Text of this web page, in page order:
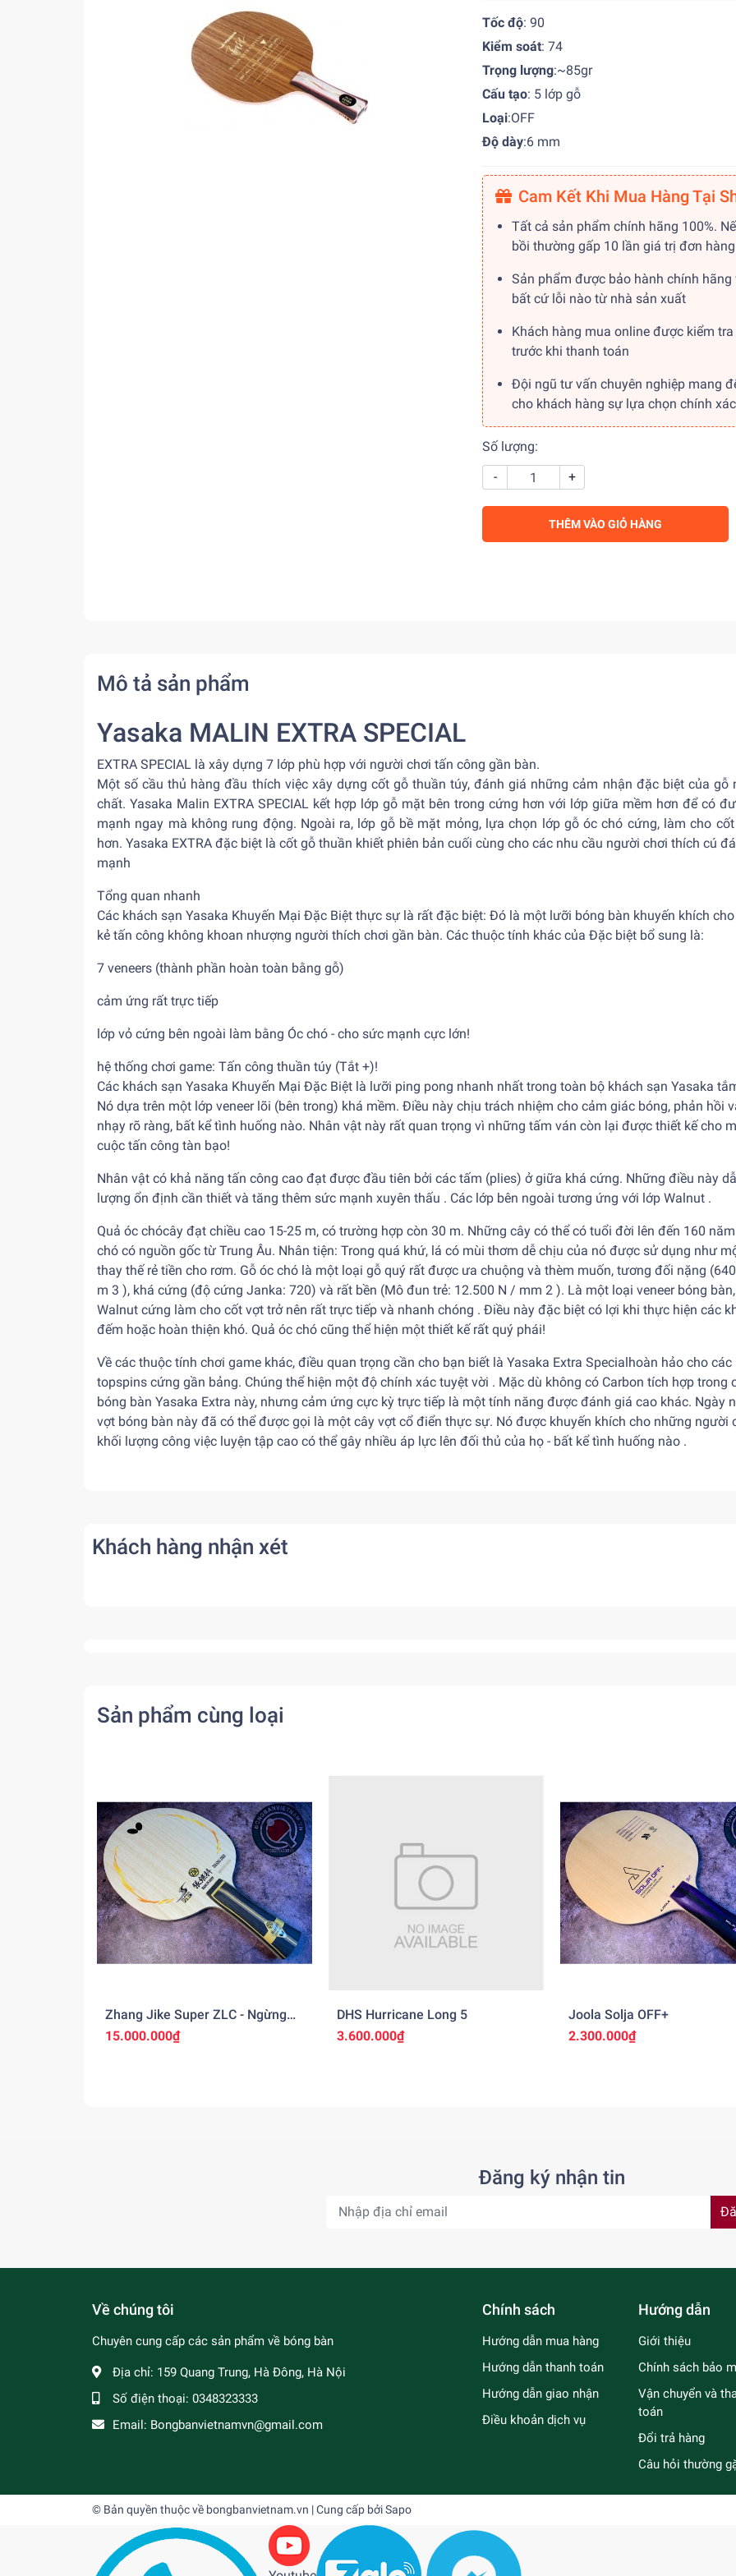
Tốc độ: 90
Kiểm soát: 74
Trọng lượng:~85gr
Cấu tạo: 5 lớp gỗ
Loại:OFF
Độ dày:6 mm
Cam Kết Khi Mua Hàng Tại
Tất cả sản phẩm chính hãng 100%.
bồi thường gấp 10 lần giá trị đơn hàng
Sản phẩm được bảo hành chính hãng
bất cứ lỗi nào từ nhà sản xuất
Khách hàng mua online được kiểm
trước khi thanh toán
Đội ngũ tư vấn chuyên nghiệp mang
cho khách hàng sự lựa chọn chính
Số lượng:
-
+
THÊM VÀO GIỎ HÀNG
Mô tả sản phẩm
Yasaka MALIN EXTRA SPECIAL
EXTRA SPECIAL là xây dựng 7 lớp phù hợp với người chơi tấn công gần bàn.
Một số cầu thủ hàng đầu thích việc xây dựng cốt gỗ thuần túy, đánh giá những cảm nhận đặc biệt của gỗ
chất. Yasaka Malin EXTRA SPECIAL kết hợp lớp gỗ mặt bên trong cứng hơn với lớp giữa mềm hơn để có
mạnh ngay mà không rung động. Ngoài ra, lớp gỗ bề mặt mỏng, lựa chọn lớp gỗ óc chó cứng, làm cho
hơn. Yasaka EXTRA đặc biệt là cốt gỗ thuần khiết phiên bản cuối cùng cho các nhu cầu người chơi thích cú
mạnh
Tổng quan nhanh
Các khách sạn Yasaka Khuyến Mại Đặc Biệt thực sự là rất đặc biệt: Đó là một lưỡi bóng bàn khuyến khích
kẻ tấn công không khoan nhượng người thích chơi gần bàn. Các thuộc tính khác của Đặc biệt bổ sung là:
7 veneers (thành phần hoàn toàn bằng gỗ)
cảm ứng rất trực tiếp
lớp vỏ cứng bên ngoài làm bằng Óc chó - cho sức mạnh cực lớn!
hệ thống chơi game: Tấn công thuần túy (Tắt +)!
Các khách sạn Yasaka Khuyến Mại Đặc Biệt là lưỡi ping pong nhanh nhất trong toàn bộ khách sạn Yasaka
Nó dựa trên một lớp veneer lõi (bên trong) khá mềm. Điều này chịu trách nhiệm cho cảm giác bóng, phản hồi
nhạy rõ ràng, bất kể tình huống nào. Nhân vật này rất quan trọng vì những tấm ván còn lại được thiết kế cho
cuộc tấn công tàn bạo!
Nhân vật có khả năng tấn công cao đạt được đầu tiên bởi các tấm (plies) ở giữa khá cứng. Những điều này
lượng ổn định cần thiết và tăng thêm sức mạnh xuyên thấu . Các lớp bên ngoài tương ứng với lớp Walnut .
Quả óc chócây đạt chiều cao 15-25 m, có trường hợp còn 30 m. Những cây có thể có tuổi đời lên đến 160
chó có nguồn gốc từ Trung Âu. Nhân tiện: Trong quá khứ, lá có mùi thơm dễ chịu của nó được sử dụng như
thay thế rẻ tiền cho rơm. Gỗ óc chó là một loại gỗ quý rất được ưa chuộng và thèm muốn, tương đối nặng
m 3 ), khá cứng (độ cứng Janka: 720) và rất bền (Mô đun trẻ: 12.500 N / mm 2 ). Là một loại veneer bóng bàn,
Walnut cứng làm cho cốt vợt trở nên rất trực tiếp và nhanh chóng . Điều này đặc biệt có lợi khi thực hiện các
đếm hoặc hoàn thiện khó. Quả óc chó cũng thể hiện một thiết kế rất quý phái!
Về các thuộc tính chơi game khác, điều quan trọng cần cho bạn biết là Yasaka Extra Specialhoàn hảo cho các
topspins cứng gần bảng. Chúng thể hiện một độ chính xác tuyệt vời . Mặc dù không có Carbon tích hợp trong
bóng bàn Yasaka Extra này, nhưng cảm ứng cực kỳ trực tiếp là một tính năng được đánh giá cao khác. Ngày
vợt bóng bàn này đã có thể được gọi là một cây vợt cổ điển thực sự. Nó được khuyến khích cho những người
khối lượng công việc luyện tập cao có thể gây nhiều áp lực lên đối thủ của họ - bất kể tình huống nào .
Khách hàng nhận xét
Sản phẩm cùng loại
Zhang Jike Super ZLC - Ngừng
Sản Xuất
15.000.000₫
DHS Hurricane Long 5
3.600.000₫
Joola Solja OFF+
2.300.000₫
Đăng ký nhận tin
Về chúng tôi
Chuyên cung cấp các sản phẩm về bóng bàn
Địa chỉ: 159 Quang Trung, Hà Đông, Hà Nội
Số điện thoại: 0348323333
Email: Bongbanvietnamvn@gmail.com
Chính sách
Hướng dẫn mua hàng
Hướng dẫn thanh toán
Hướng dẫn giao nhận
Điều khoản dịch vụ
Hướng dẫn
Giới thiệu
Chính sách bảo
Vận chuyển và
toán
Đổi trả hàng
Câu hỏi thường
© Bản quyền thuộc về bongbanvietnam.vn | Cung cấp bởiSapo